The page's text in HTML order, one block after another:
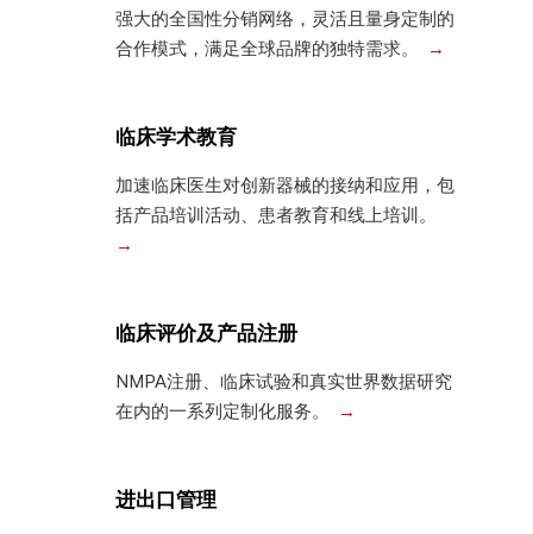
强大的全国性分销网络，灵活且量身定制的
合作模式，满足全球品牌的独特需求。
临床学术教育
加速临床医生对创新器械的接纳和应用，包
括产品培训活动、患者教育和线上培训。
临床评价及产品注册
NMPA注册、临床试验和真实世界数据研究
在内的一系列定制化服务。
进出口管理